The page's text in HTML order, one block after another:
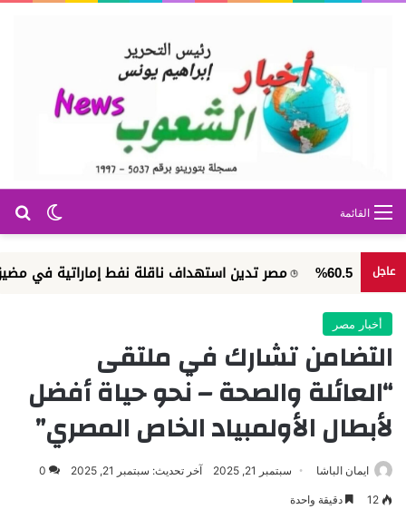
الوضع القائمة
عاجل مصر تدين استهداف ناقلة نفط إماراتية في مضيق هرمز
أخبار مصر
التضامن تشارك في ملتقى
“العائلة والصحة – نحو حياة أفضل
لأبطال الأولمبياد الخاص المصري”
ايمان الباشا سبتمبر 21, 2025 آخر تحديث: سبتمبر 21, 2025 0
12 دقيقة واحدة